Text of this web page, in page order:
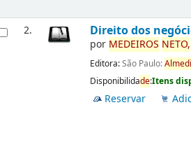
2. Direito dos
por MEDEIROS NETO,
Editora:São Paulo:
Disponibilidade:Itens
Reservar